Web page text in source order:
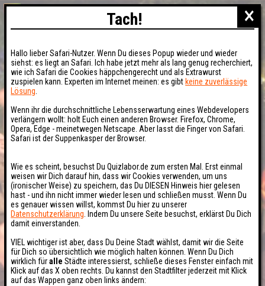
×
Tach!
Hallo lieber Safari-Nutzer. Wenn Du dieses Popup wieder und wieder
siehst: es liegt an Safari. Ich habe jetzt mehr als lang genug recherchiert,
wie ich Safari die Cookies häppchengerecht und als Extrawurst
zuspielen kann. Experten im Internet meinen: es gibt keine zuverlässige
Lösung
Wenn ihr die durchschnittliche Lebensserwartung eines Webdevelopers
verlängern wollt: holt Euch einen anderen Browser. Firefox, Chrome,
Opera, Edge - meinetwegen Netscape. Aber lasst die Finger von Safari.
Safari ist der Suppenkasper der Browser.
Wie es scheint, besuchst Du Quizlabor.de zum ersten Mal. Erst einmal
weisen wir Dich darauf hin, dass wir Cookies verwenden, um uns
(ironischer Weise) zu speichern, das Du DIESEN Hinweis hier gelesen
hast - und ihn nicht immer wieder lesen und schließen musst. Wenn Du
es genauer wissen willst, kommst Du hier zu unserer
Datenschutzerklärung . Indem Du unsere Seite besuchst, erklärst Du Dich
damit einverstanden.
VIEL wichtiger ist aber, dass Du Deine Stadt wählst, damit wir die Seite
für Dich so übersichtlich wie möglich halten können. Wenn Du Dich
wirklich füralle Städte interessierst, schließe dieses Fenster einfach mit
Klick auf das X oben rechts. Du kannst den Stadtfilter jederzeit mit Klick
auf das Wappen ganz oben links ändern: